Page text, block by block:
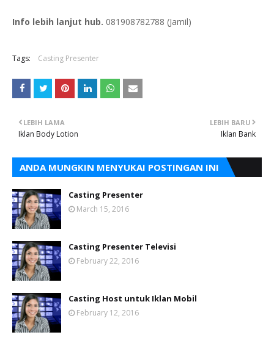
Info lebih lanjut hub. 081908782788 (Jamil)
Tags: Casting Presenter
LEBIH BARU
Iklan Bank
LEBIH LAMA
Iklan Body Lotion
ANDA MUNGKIN MENYUKAI POSTINGAN INI
Casting Presenter
March 15, 2016
Casting Presenter Televisi
February 22, 2016
Casting Host untuk Iklan Mobil
February 12, 2016